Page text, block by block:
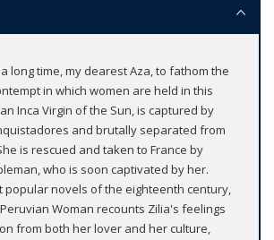
long time, my dearest Aza, to fathom the
in which women are held in this
Inca Virgin of the Sun, is captured by
and brutally separated from
is rescued and taken to France by
who is soon captivated by her.
popular novels of the eighteenth century,
Woman recounts Zilia's feelings
from both her lover and her culture,